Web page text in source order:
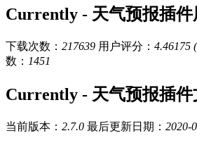
Currently - 天气预报插
下载次数： 217639 用户评分： 4.46175
数： 1451
Currently - 天气预报插件
当前版本： 2.7.0 最后更新日期： 2020-